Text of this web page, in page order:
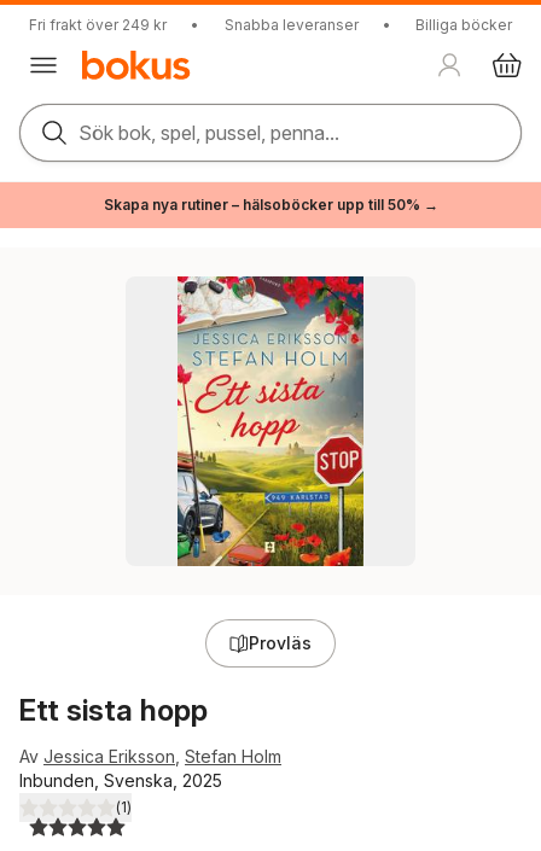
Fri frakt över 249 kr • Snabba leveranser • Billiga böcker
Sök bok, spel, pussel, penna...
Skapa nya rutiner – hälsoböcker upp till 50% →
Provläs
Ett sista hopp
Av Jessica Eriksson Stefan Holm
Inbunden, Svenska, 2025
5,0utav 5 stjärnor. Totalt antal röster:
(1)